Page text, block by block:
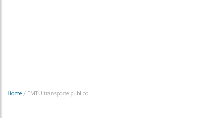
Home / EMTU transporte publico